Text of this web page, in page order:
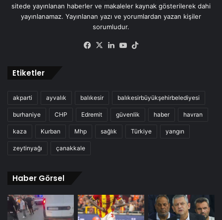
sitede yayınlanan haberler ve makaleler kaynak gösterilerek dahi
yayınlanamaz. Yayınlanan yazı ve yorumlardan yazan kişiler
sorumludur.
Facebook
X LinkedInYouTube
Etiketler
akparti ayvalık balıkesir balıkesirbüyükşehirbelediyesi
burhaniye CHP Edremit güvenlik haber havran
kaza Kurban Mhp sağlık Türkiye yangın
zeytinyağı çanakkale
Haber Görsel